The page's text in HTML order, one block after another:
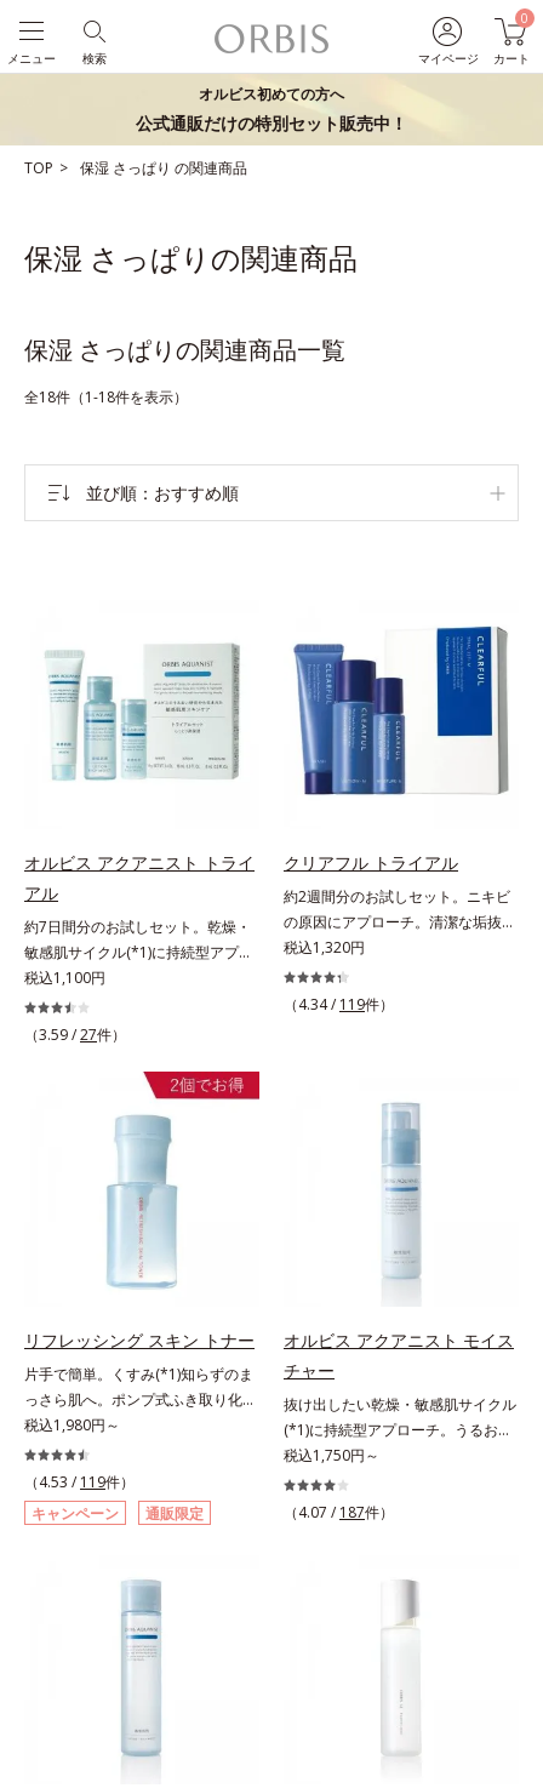
マイページ
0
カート
検索
メニュー
オルビス初めての方へ
公式通販だけの特別セット販売中！
TOP 保湿 さっぱり の関連商品
保湿 さっぱりの関連商品
保湿 さっぱりの関連商品一覧
全18件（1-18件を表示）
並び順 おすすめ順
オルビス アクアニスト トライ
アル
約7日間分のお試しセット。乾燥・
敏感肌サイクル(*1)に持続型アプロ
ーチ。敏感肌用保湿スキンケア
(*2)。うるおいを逃し、刺激を受け
やすい角層の“乾燥敏感スランプ
のうるおい研究により完成した、待
望の敏感肌用保湿スキンケアライン
敏感スランプの原因にアプローチす
る持続型トリプルアミノ酸(*4)を配
合。もともと体内にあるアミノ酸は
異物として排出されにくく、肌にと
どまってうるおいを蓄えてくれま
す。刺激を受けやすくなった角層を
指します。無油分・無着色・無香
不使用(*5)・パラベンフリー、6つ
のフリー処方で徹底的に肌に寄り添
います。*1 乾燥と敏感をくり返す
こと*2 敏感肌対象連用テスト済
（すべての方のお肌に合うというこ
とではありません）*3 乾燥して敏
＝乾燥を防ぎ、うるおいに満ちた肌
へ導く保湿成分、植物由来アミノ酸
（エルゴチオネイン）配合＝肌を整
え、すこやかに保つ保湿成分、微生
荒れを防ぐ保湿成分*5 ウォッシュ
税込1,100円
（3.59 /27件）
クリアフル トライアル
約2週間分のお試しセット。ニキビ
の原因にアプローチ。清潔な垢抜け
肌(*1)へ。「ニキビをくり返してし
まう」「毛穴目立ちが気になる」
「マスク生活であごや口まわりのニ
の目立ち」の両方にWでアプローチ
する、薬用ニキビ対策スキンケアシ
分とコラーゲンが肌をいたわりなが
らうるおいを与え、バリア機能を維
ます。さらにビタミンC誘導体をは
じめとした5種の整肌成分(*2)から
成る「ナノVCショットカプセル」
を配合。カプセルが浸透してから成
分を放出する特殊技術によって、高
い浸透力(*3)と安定性を実現。毛穴
の目立ちをしっかりケア(*4)して、
ゆらぎやすいニキビ肌を、みずみず
しい清潔な垢抜け肌(*1)へと導きま
す。たっぷりの保湿成分で低刺激。
敏感肌の方にもお使いいただけます
肌）M＝しっとりタイプ（ニキビの
洗浄による汚れの除去*2 テトラ2-
然ビタミンE、イノシット、フィチ
ン酸、ユズセラミド、スフィンゴ糖
脂質*3 角層内*4 うるおいによりキ
メを整えて毛穴を目立たなくする*5
税込1,320円
（4.34 / 119件）
リフレッシング スキン トナー
片手で簡単。くすみ(*1)知らずのま
っさら肌へ。ポンプ式ふき取り化粧
水。くすみ(*1)知らずのまっさら肌
へ。洗顔後すぐの肌に使う、ポンプ
式のふき取り化粧水です。ポンプ式
だから簡単。片手でぷしゅっと押す
だけでコットンに含ませられます。
来AHA(*2)が古い角質をやわらかく
イックフィット成分(*3)がほぐれた
角層の汚れを素早くなじませ、コッ
C(*5)や高浸透セラミド(*6)配合で肌
の水分量アップ。洗顔後の肌に使う
税込1,980円～
（4.53 / 119件）
キャンペーン
通販限定
オルビス アクアニスト モイス
チャー
抜け出したい乾燥・敏感肌サイクル
(*1)に持続型アプローチ。うるおい
を追求した敏感肌用保湿スキンケア
(*2)。うるおいを逃し、刺激を受け
やすい角層の“乾燥敏感スランプ
望の敏感肌用保湿スキンケアライン
敏感スランプの原因にアプローチす
異物として排出されにくく、肌にと
どまってうるおいを蓄えてくれま
す。刺激を受けやすくなった角層を
税込1,750円～
（4.07 / 187件）